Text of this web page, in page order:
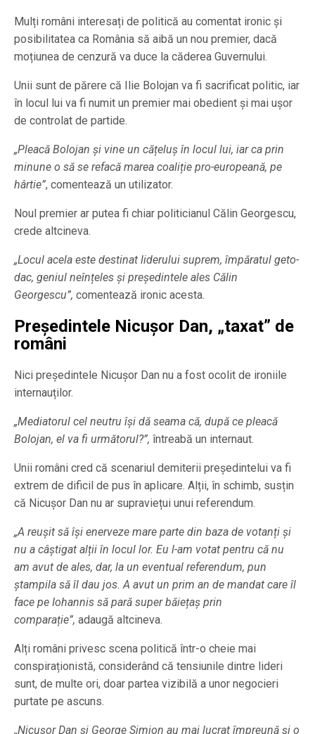
Mulți români interesați de politică au comentat ironic și
posibilitatea ca România să aibă un nou premier, dacă
moțiunea de cenzură va duce la căderea Guvernului.
Unii sunt de părere că Ilie Bolojan va fi sacrificat politic, iar
în locul lui va fi numit un premier mai obedient și mai ușor
de controlat de partide.
„Pleacă Bolojan și vine un cățeluș în locul lui, iar ca prin
minune o să se refacă marea coaliție pro-europeană, pe
hârtie”, comentează un utilizator.
Noul premier ar putea fi chiar politicianul Călin Georgescu,
crede altcineva.
„Locul acela este destinat liderului suprem, împăratul geto-
dac, geniul neînțeles și președintele ales Călin
Georgescu”, comentează ironic acesta.
Președintele Nicușor Dan, „taxat” de
români
Nici președintele Nicușor Dan nu a fost ocolit de ironiile
internauților.
„Mediatorul cel neutru își dă seama că, după ce pleacă
Bolojan, el va fi următorul?”, întreabă un internaut.
Unii români cred că scenariul demiterii președintelui va fi
extrem de dificil de pus în aplicare. Alții, în schimb, susțin
că Nicușor Dan nu ar supraviețui unui referendum.
„A reușit să își enerveze mare parte din baza de votanți și
nu a câștigat alții în locul lor. Eu l-am votat pentru că nu
am avut de ales, dar, la un eventual referendum, pun
ștampila să îl dau jos. A avut un prim an de mandat care îl
face pe Iohannis să pară super băiețaș prin
comparație”, adaugă altcineva.
Alți români privesc scena politică într-o cheie mai
conspiraționistă, considerând că tensiunile dintre lideri
sunt, de multe ori, doar partea vizibilă a unor negocieri
purtate pe ascuns.
„Nicușor Dan și George Simion au mai lucrat împreună și o